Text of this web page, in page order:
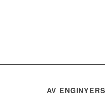
AV ENGINYERS